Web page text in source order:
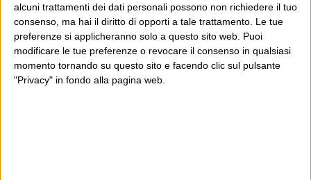
alcuni trattamenti dei dati personali possono non richiedere il tuo
consenso, ma hai il diritto di opporti a tale trattamento. Le tue
preferenze si applicheranno solo a questo sito web. Puoi
modificare le tue preferenze o revocare il consenso in qualsiasi
momento tornando su questo sito e facendo clic sul pulsante
"Privacy" in fondo alla pagina web.
E per i regali di Natale